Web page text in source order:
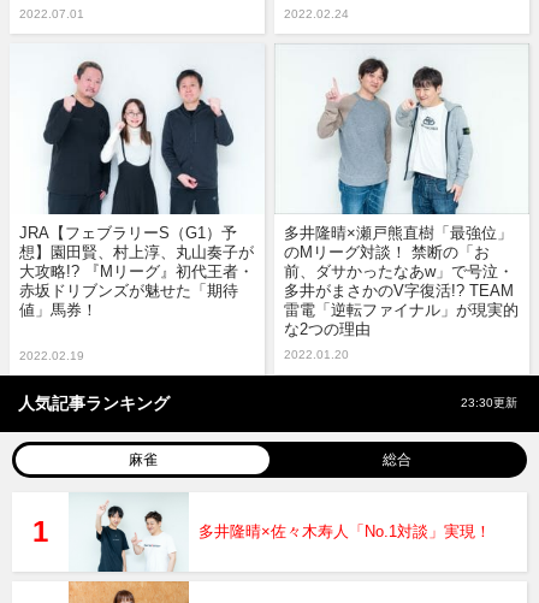
2022.07.01 2022.02.24
JRA【フェブラリーS（G1）予
想】園田賢、村上淳、丸山奏子が
大攻略!? 『Mリーグ』初代王者・
赤坂ドリブンズが魅せた「期待
値」馬券！
2022.02.19
多井隆晴×瀬戸熊直樹「最強位」
のMリーグ対談！ 禁断の「お
前、ダサかったなあw」で号泣・
多井がまさかのV字復活!? TEAM
雷電「逆転ファイナル」が現実的
な2つの理由
2022.01.20
人気記事ランキング 23:30更新
麻雀 総合
多井隆晴×佐々木寿人「No.1対談」実現！